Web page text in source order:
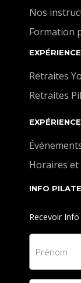
Nos
Formation
Retraites
Retraites
Horaires
INFO
Recevoir